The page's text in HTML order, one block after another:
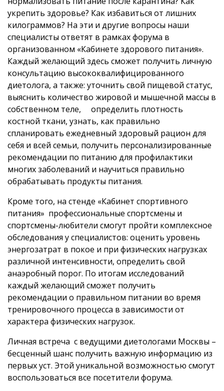
укрепить здоровье? Как избавиться от лишних
килограммов? На эти и другие вопросы наши
специалисты ответят в рамках форума в
организованном «Кабинете здорового питания».
Каждый желающий здесь сможет получить личную
консультацию высококвалифицированного
диетолога, а также: уточнить свой пищевой статус,
выяснить количество жировой и мышечной массы в
собственном теле, определить плотность
костной ткани, узнать, как правильно
спланировать ежедневный здоровый рацион для
себя и всей семьи, получить персонализированные
рекомендации по питанию для профилактики
многих заболеваний и научиться правильно
обрабатывать продукты питания.
Кроме того, на стенде «Кабинет спортивного
питания» профессиональные спортсмены и
спортсмены-любители смогут пройти комплексное
обследования у специалистов: оценить уровень
энергозатрат в покое и при физических нагрузках
различной интенсивности, определить свой
анаэробный порог. По итогам исследований
каждый желающий сможет получить
рекомендации о правильном питании во время
тренировочного процесса в зависимости от
характера физических нагрузок.
Личная встреча с ведущими диетологами Москвы –
бесценный шанс получить важную информацию из
первых уст. Этой уникальной возможностью смогут
воспользоваться все посетители форума.